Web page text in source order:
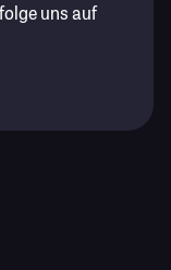
uns auf